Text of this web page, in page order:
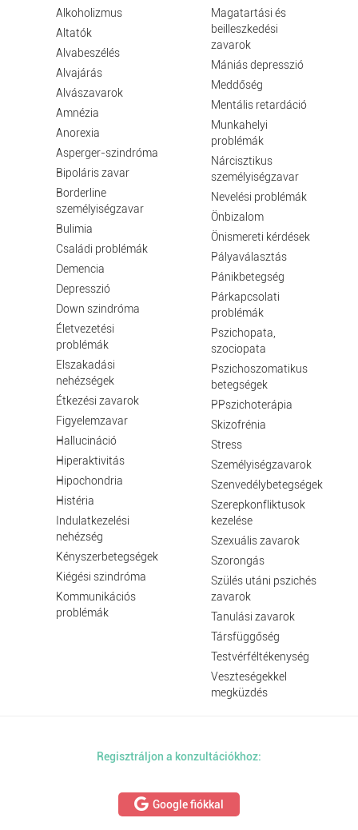
Alkoholizmus
Altatók
Alvabeszélés
Alvajárás
Alvászavarok
Amnézia
Anorexia
Asperger-szindróma
Bipoláris zavar
Borderline
személyiségzavar
Bulimia
Családi problémák
Demencia
Depresszió
Down szindróma
Életvezetési
problémák
Elszakadási
nehézségek
Étkezési zavarok
Figyelemzavar
Hallucináció
Hiperaktivitás
Hipochondria
Histéria
Indulatkezelési
nehézség
Kényszerbetegségek
Kiégési szindróma
Kommunikációs
problémák
Magatartási és
beilleszkedési
zavarok
Mániás depresszió
Meddőség
Mentális retardáció
Munkahelyi
problémák
Nárcisztikus
személyiségzavar
Nevelési problémák
Önbizalom
Önismereti kérdések
Pályaválasztás
Pánikbetegség
Párkapcsolati
problémák
Pszichopata,
szociopata
Pszichoszomatikus
betegségek
PPszichoterápia
Skizofrénia
Stress
Személyiségzavarok
Szenvedélybetegségek
Szerepkonfliktusok
kezelése
Szexuális zavarok
Szorongás
Szülés utáni pszichés
zavarok
Tanulási zavarok
Társfüggőség
Testvérféltékenység
Veszteségekkel
megküzdés
Regisztráljon a konzultációkhoz:
Google fiókkal